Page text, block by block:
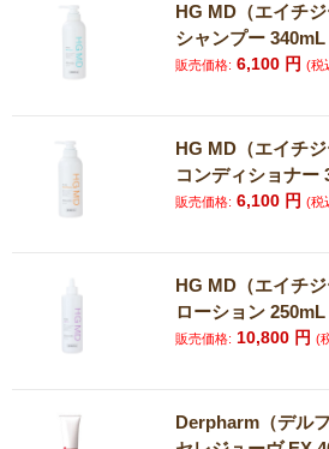
HG MD（エイチジ
シャンプー 340mL
販売価格: 6,100 円(税
HG MD（エイチジ
コンディショナー
販売価格: 6,100 円(税
HG MD（エイチジ
ローション 250mL
販売価格: 10,800 円(
Derpharm（デルフ